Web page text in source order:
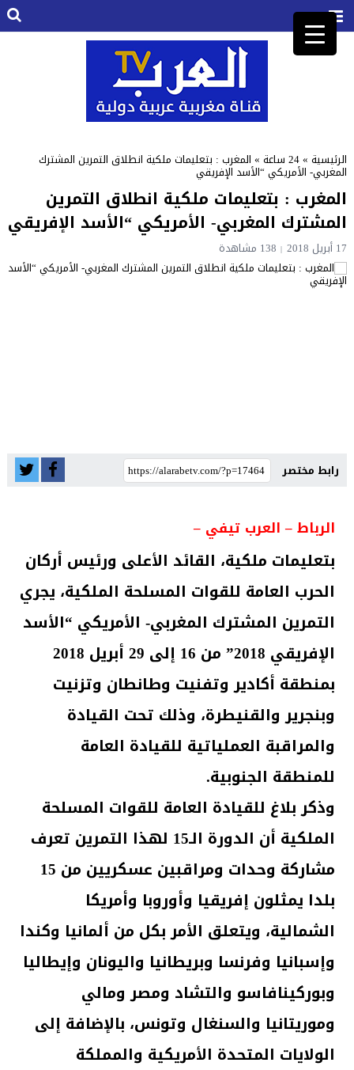
الرئيسية »24 ساعة »المغرب : بتعليمات ملكية انطلاق التمرين المشترك
المغربي- الأمريكي “الأسد الإفريقي
المغرب : بتعليمات ملكية انطلاق التمرين
المشترك المغربي- الأمريكي “الأسد الإفريقي
17 أبريل 2018 138 مشاهدة
رابط مختصر
الرباط – العرب تيفي –
بتعليمات ملكية، القائد الأعلى ورئيس أركان
الحرب العامة للقوات المسلحة الملكية، يجري
التمرين المشترك المغربي- الأمريكي “الأسد
الإفريقي 2018” من 16 إلى 29 أبريل 2018
بمنطقة أكادير وتفنيت وطانطان وتزنيت
وبنجرير والقنيطرة، وذلك تحت القيادة
والمراقبة العملياتية للقيادة العامة
للمنطقة الجنوبية.
وذكر بلاغ للقيادة العامة للقوات المسلحة
الملكية أن الدورة الـ15 لهذا التمرين تعرف
مشاركة وحدات ومراقبين عسكريين من 15
بلدا يمثلون إفريقيا وأوروبا وأمريكا
الشمالية، ويتعلق الأمر بكل من ألمانيا وكندا
وإسبانيا وفرنسا وبريطانيا واليونان وإيطاليا
وبوركينافاسو والتشاد ومصر ومالي
وموريتانيا والسنغال وتونس، بالإضافة إلى
الولايات المتحدة الأمريكية والمملكة